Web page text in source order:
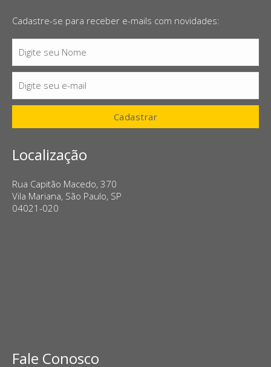
Cadastre-se para receber e-mails com novidades:
Nome
Digite seu Nome
E-
mail
Digite seu e-mail
Cadastrar
Localização
Rua Capitão Macedo, 370
Vila Mariana, São Paulo, SP
04021-020
Fale Conosco